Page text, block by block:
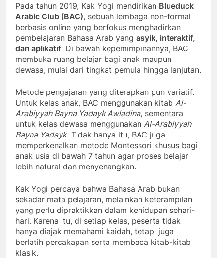
Pada tahun 2019, Kak Yogi mendirikan Blueduck
Arabic Club (BAC), sebuah lembaga non-formal
berbasis online yang berfokus menghadirkan
pembelajaran Bahasa Arab yang asyik, interaktif,
dan aplikatif. Di bawah kepemimpinannya, BAC
membuka ruang belajar bagi anak maupun
dewasa, mulai dari tingkat pemula hingga lanjutan.
Metode pengajaran yang diterapkan pun variatif.
Untuk kelas anak, BAC menggunakan kitab Al-
Arabiyyah Bayna Yadayk Awladina, sementara
untuk kelas dewasa menggunakan Al-Arabiyyah
Bayna Yadayk. Tidak hanya itu, BAC juga
memperkenalkan metode Montessori khusus bagi
anak usia di bawah 7 tahun agar proses belajar
lebih natural dan menyenangkan.
Kak Yogi percaya bahwa Bahasa Arab bukan
sekadar mata pelajaran, melainkan keterampilan
yang perlu dipraktikkan dalam kehidupan sehari-
hari. Karena itu, di setiap kelas, peserta tidak
hanya diajak memahami kaidah, tetapi juga
berlatih percakapan serta membaca kitab-kitab
klasik.